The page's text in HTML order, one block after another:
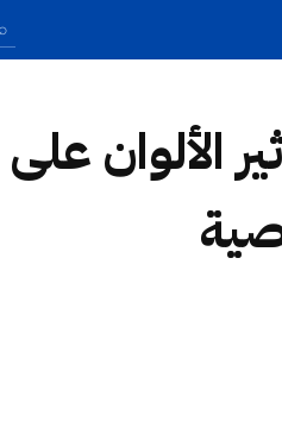
الألوان على